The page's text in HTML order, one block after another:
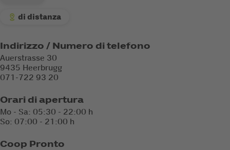
di distanza
Indirizzo / Numero di telefono
Auerstrasse 30
9435 Heerbrugg
071-722 93 20
Orari di apertura
Mo - Sa: 05:30 - 22:00 h
So: 07:00 - 21:00 h
Coop Pronto